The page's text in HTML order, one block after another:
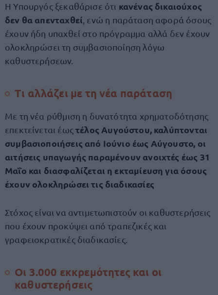
Η Υπουργός ξεκαθάρισε ότι κανένας δικαιούχος
δεν θα απενταχθεί , ενώ η παράταση αφορά όσους
έχουν ήδη υπαχθεί στο πρόγραμμα αλλά δεν έχουν
ολοκληρώσει τη συμβασιοποίηση λόγω
καθυστερήσεων.
Τι αλλάζει με τη νέα παράταση
Με τη νέα ρύθμιση η δυνατότητα χρηματοδότησης
επεκτείνεται έωςτέλος Αυγούστου, καλύπτονται
συμβασιοποιήσεις από Ιούνιο έως Αύγουστο, οι
αιτήσεις υπαγωγής παραμένουν ανοιχτές έως 31
Μαΐο και διασφαλίζεται η εκταμίευση για όσους
έχουν ολοκληρώσει τις διαδικασίες
Στόχος είναι να αντιμετωπιστούν οι καθυστερήσεις
που έχουν προκύψει από τραπεζικές και
γραφειοκρατικές διαδικασίες.
Οι 3.000 εκκρεμότητες και οι
καθυστερήσεις